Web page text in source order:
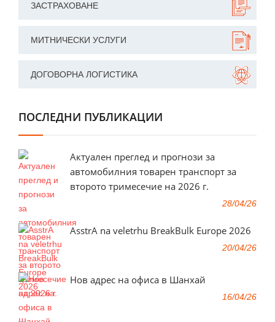
ЗАСТРАХОВАНЕ
МИТНИЧЕСКИ УСЛУГИ
ДОГОВОРНА ЛОГИСТИКА
ПОСЛЕДНИ ПУБЛИКАЦИИ
Актуален преглед и прогнози за
автомобилния товарен транспорт за
второто тримесечие на 2026 г.
28/04/26
AsstrA na veletrhu BreakBulk Europe 2026
20/04/26
Нов адрес на офиса в Шанхай
16/04/26